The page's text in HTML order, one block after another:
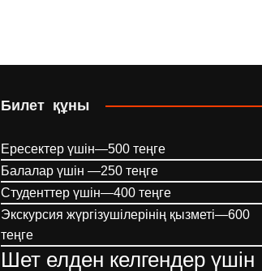
Билет құны
Ересектер үшін—500 теңге
Балалар үшін —250 теңге
Студенттер үшін—400 теңге
Экскурсия жүргізушілерінің қызметі—600
теңге
Шет елден келгендер үшін